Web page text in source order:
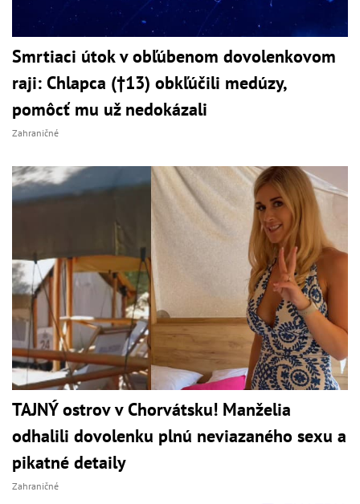
Smrtiaci útok v obľúbenom dovolenkovom
raji: Chlapca (†13) obkľúčili medúzy,
pomôcť mu už nedokázali
Zahraničné
TAJNÝ ostrov v Chorvátsku! Manželia
odhalili dovolenku plnú neviazaného sexu a
pikatné detaily
Zahraničné